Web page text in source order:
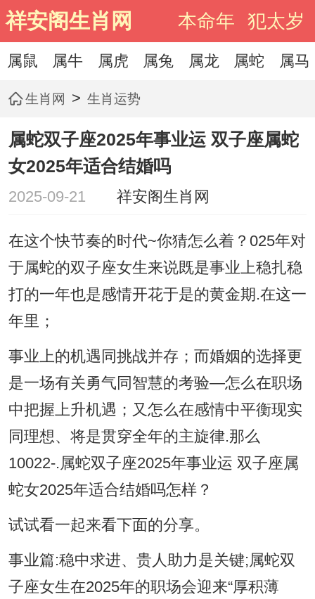
祥安阁生肖网 本命年 犯太岁
属鼠 属牛 属虎 属兔 属龙 属蛇 属马
生肖网 > 生肖运势
属蛇双子座2025年事业运 双子座属蛇
女2025年适合结婚吗
2025-09-21 祥安阁生肖网
在这个快节奏的时代~你猜怎么着？025年对
于属蛇的双子座女生来说既是事业上稳扎稳
打的一年也是感情开花于是的黄金期.在这一
年里；
事业上的机遇同挑战并存；而婚姻的选择更
是一场有关勇气同智慧的考验—怎么在职场
中把握上升机遇；又怎么在感情中平衡现实
同理想、将是贯穿全年的主旋律.那么
10022-.属蛇双子座2025年事业运 双子座属
蛇女2025年适合结婚吗怎样？
试试看一起来看下面的分享。
事业篇:稳中求进、贵人助力是关键;属蛇双
子座女生在2025年的职场会迎来“厚积薄